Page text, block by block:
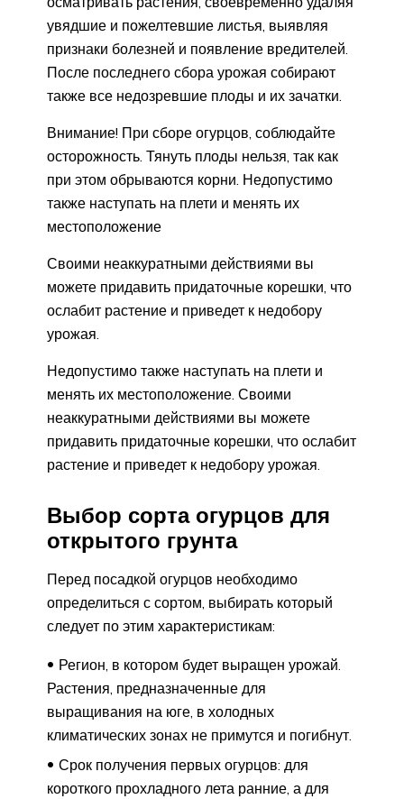
увядшие и пожелтевшие листья, выявляя
признаки болезней и появление вредителей.
После последнего сбора урожая собирают
также все недозревшие плоды и их зачатки.
Внимание! При сборе огурцов, соблюдайте
осторожность. Тянуть плоды нельзя, так как
при этом обрываются корни. Недопустимо
также наступать на плети и менять их
местоположение
Своими неаккуратными действиями вы
можете придавить придаточные корешки, что
ослабит растение и приведет к недобору
урожая.
Недопустимо также наступать на плети и
менять их местоположение. Своими
неаккуратными действиями вы можете
придавить придаточные корешки, что ослабит
растение и приведет к недобору урожая.
Выбор сорта огурцов для
открытого грунта
Перед посадкой огурцов необходимо
определиться с сортом, выбирать который
следует по этим характеристикам:
Регион, в котором будет выращен урожай.
Растения, предназначенные для
выращивания на юге, в холодных
климатических зонах не примутся и погибнут.
Срок получения первых огурцов: для
короткого прохладного лета ранние, а для